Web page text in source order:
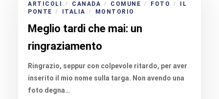
ARTICOLI / CANADA / COMUNE / FOTO /
IL
PONTE
/ ITALIA / MONTORIO
Meglio tardi che mai: un
ringraziamento
Ringrazio, seppur con colpevole ritardo, per aver
inserito il mio nome sulla targa. Non avendo una
foto degna…